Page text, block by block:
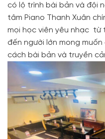
có lộ trình bài bản và đội
tâm Piano Thanh Xuân
mọi học viên yêu nhạc từ
đến người lớn mong
cách bài bản và truyền